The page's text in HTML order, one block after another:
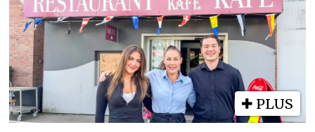
PLUS